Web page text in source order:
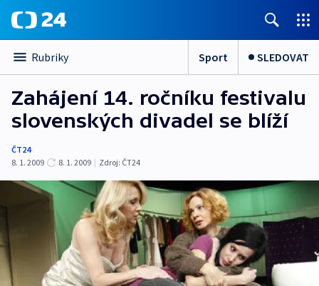
Rubriky Sport SLEDOVAT
Zahájení 14. ročníku festivalu
slovenských divadel se blíží
ČT24
8. 1. 2009
8. 1. 2009 | Zdroj: ČT24